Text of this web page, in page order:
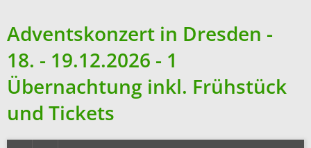
Adventskonzert in Dresden -
18. - 19.12.2026 - 1
Übernachtung inkl. Frühstück
und Tickets